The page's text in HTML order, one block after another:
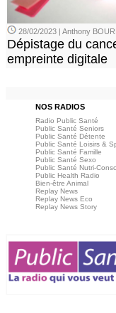
28/02/2023 | Anthony
Dépistage du
empreinte digitale
NOS RADIOS
Radio Public Santé
Public Santé Seniors
Public Santé Détente
Public Santé Loisirs &
Public Santé Famille
Public Santé Sexo
Public Santé Nutri-Conso
Public Health Radio
Bien-être Animal
Replay News
Replay News Eco
Replay News Story